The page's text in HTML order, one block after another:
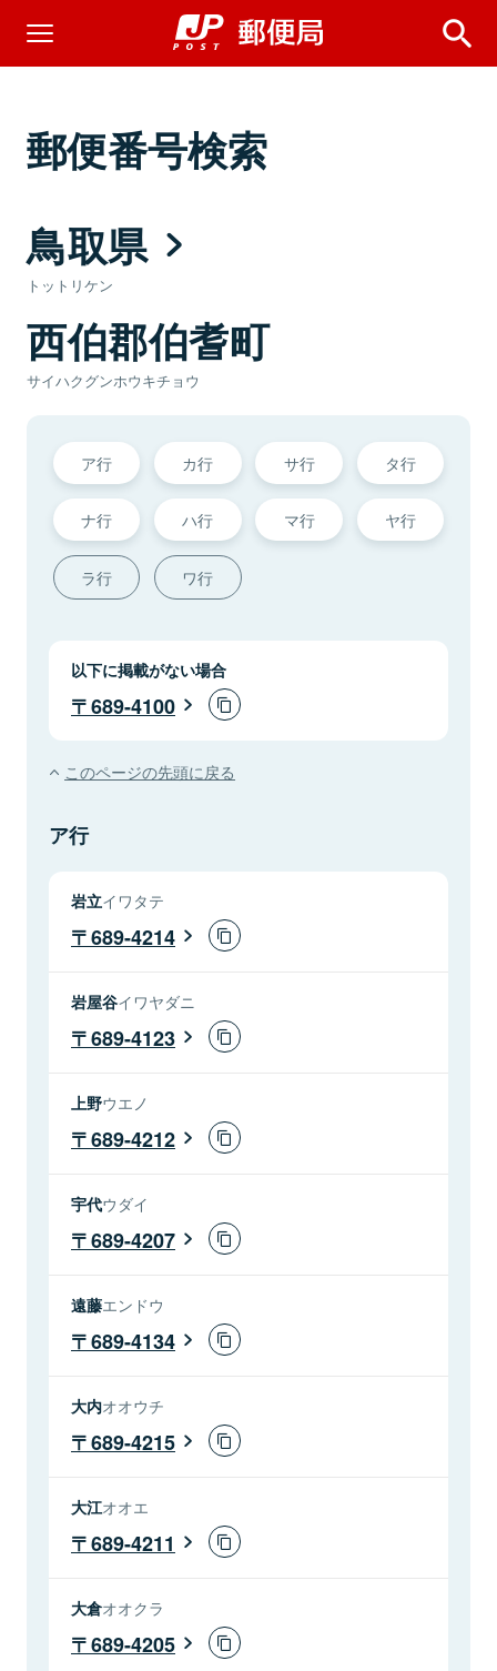
郵便番号検索
鳥取県
トットリケン
西伯郡伯耆町
サイハクグンホウキチョウ
ア行 カ行 サ行 タ行
ナ行 ハ行 マ行 ヤ行
ラ行 ワ行
以下に掲載がない場合
689-4100
このページの先頭に戻る
ア行
岩立イワタテ
689-4214
岩屋谷イワヤダニ
689-4123
上野ウエノ
689-4212
宇代ウダイ
689-4207
遠藤エンドウ
689-4134
大内オオウチ
689-4215
大江オオエ
689-4211
大倉オオクラ
689-4205